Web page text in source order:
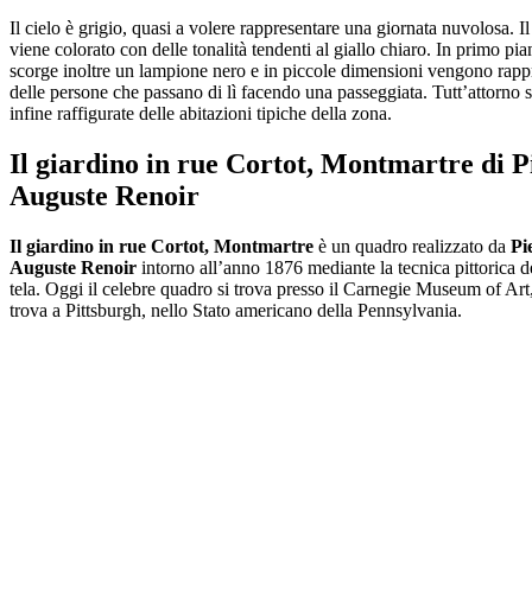
Il cielo è grigio, quasi a volere rappresentare una giornata nuvolosa.
viene colorato con delle tonalità tendenti al giallo chiaro. In primo
scorge inoltre un lampione nero e in piccole dimensioni vengono
delle persone che passano di lì facendo una passeggiata. Tutt’attorno
infine raffigurate delle abitazioni tipiche della zona.
Il giardino in rue Cortot, Montmartre di
Auguste Renoir
Il giardino in rue Cortot, Montmartre è un quadro realizzato da
Auguste Renoir intorno all’anno 1876 mediante la tecnica pittorica
tela. Oggi il celebre quadro si trova presso il Carnegie Museum of
trova a Pittsburgh, nello Stato americano della Pennsylvania.